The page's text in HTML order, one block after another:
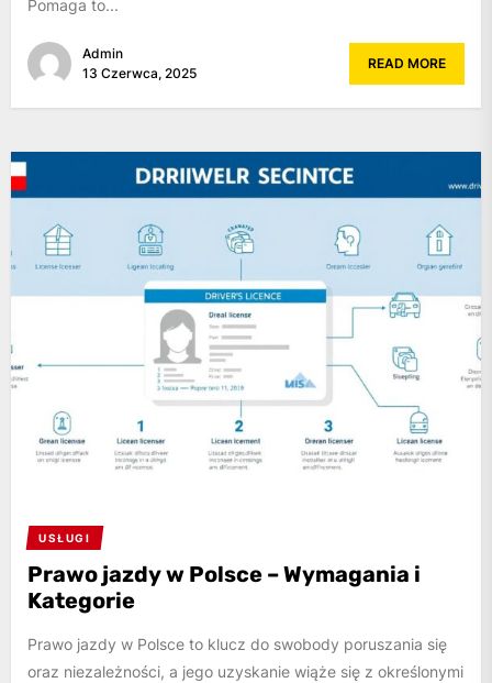
Pomaga to...
Admin
13 Czerwca, 2025
READ MORE
USŁUGI
Prawo jazdy w Polsce – Wymagania i
Kategorie
Prawo jazdy w Polsce to klucz do swobody poruszania się
oraz niezależności, a jego uzyskanie wiąże się z określonymi